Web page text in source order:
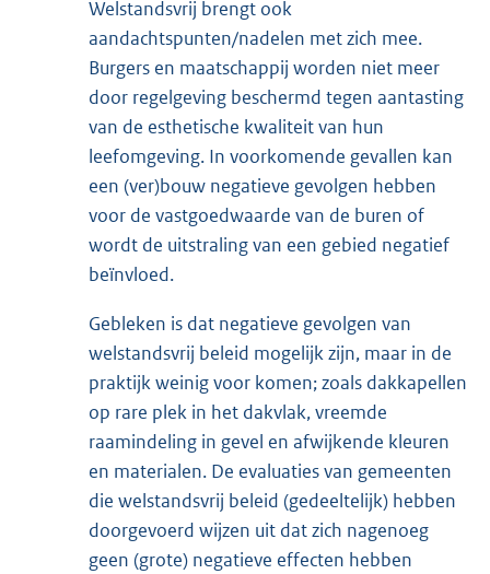
Welstandsvrij brengt ook
aandachtspunten/nadelen met zich mee.
Burgers en maatschappij worden niet meer
door regelgeving beschermd tegen aantasting
van de esthetische kwaliteit van hun
leefomgeving. In voorkomende gevallen kan
een (ver)bouw negatieve gevolgen hebben
voor de vastgoedwaarde van de buren of
wordt de uitstraling van een gebied negatief
beïnvloed.
Gebleken is dat negatieve gevolgen van
welstandsvrij beleid mogelijk zijn, maar in de
praktijk weinig voor komen; zoals dakkapellen
op rare plek in het dakvlak, vreemde
raamindeling in gevel en afwijkende kleuren
en materialen. De evaluaties van gemeenten
die welstandsvrij beleid (gedeeltelijk) hebben
doorgevoerd wijzen uit dat zich nagenoeg
geen (grote) negatieve effecten hebben